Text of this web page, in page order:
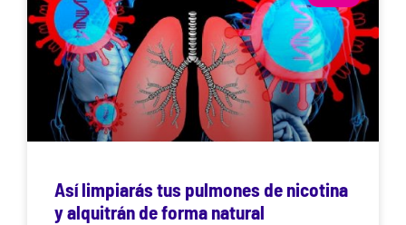
Así limpiarás tus pulmones de nicotina
y alquitrán de forma natural